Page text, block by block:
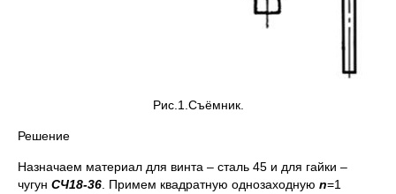
Рис.1.Съёмник.
Решение
Назначаем материал для винта – сталь 45 и для гайки –
чугун СЧ18-36 . Примем квадратную однозаходную n=1